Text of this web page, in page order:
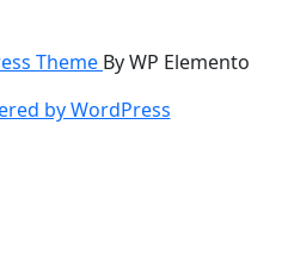
Theme By WP Elemento
by WordPress